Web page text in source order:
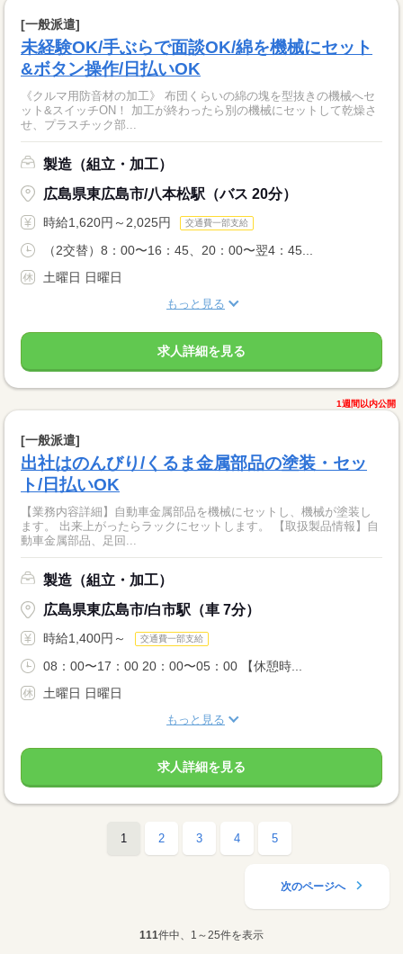
[一般派遣]
未経験OK/手ぶらで面談OK/綿を機械にセット
&ボタン操作/日払いOK
《クルマ用防音材の加工》 布団くらいの綿の塊を型抜きの機械へセ
ット&スイッチON！ 加工が終わったら別の機械にセットして乾燥さ
せ、プラスチック部...
製造（組立・加工）
広島県東広島市/八本松駅（バス 20分）
時給1,620円～2,025円 交通費一部支給
（2交替）8：00〜16：45、20：00〜翌4：45...
土曜日 日曜日
もっと見る
求人詳細を見る
1週間以内公開
[一般派遣]
出社はのんびり/くるま金属部品の塗装・セッ
ト/日払いOK
【業務内容詳細】自動車金属部品を機械にセットし、機械が塗装し
ます。 出来上がったらラックにセットします。 【取扱製品情報】自
動車金属部品、足回...
製造（組立・加工）
広島県東広島市/白市駅（車 7分）
時給1,400円～ 交通費一部支給
08：00〜17：00 20：00〜05：00 【休憩時...
土曜日 日曜日
もっと見る
求人詳細を見る
1 2 3 4 5
次のページへ
111件中、1～25件を表示